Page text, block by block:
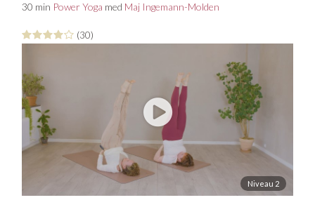
30 min Power Yoga med Maj Ingemann-Molden
(30)
Niveau 2